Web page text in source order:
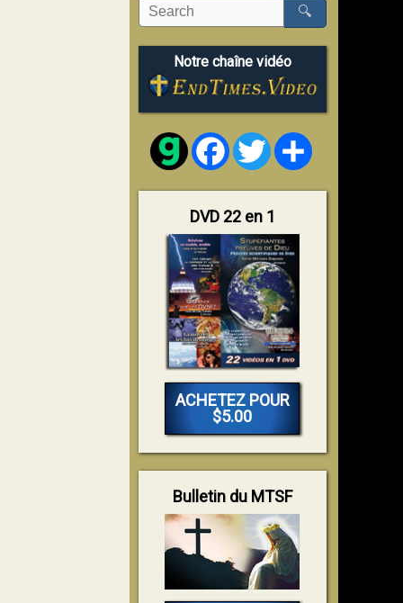
🔍
Notre chaîne vidéo
FacebookTwitter
DVD 22 en 1
ACHETEZ POUR
$5.00
Bulletin du MTSF